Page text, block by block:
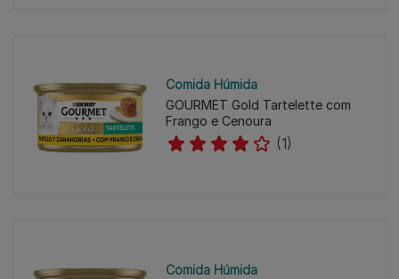
Comida Húmida
GOURMET Gold Tartelette com
Frango e Cenoura
(1)
Comida Húmida